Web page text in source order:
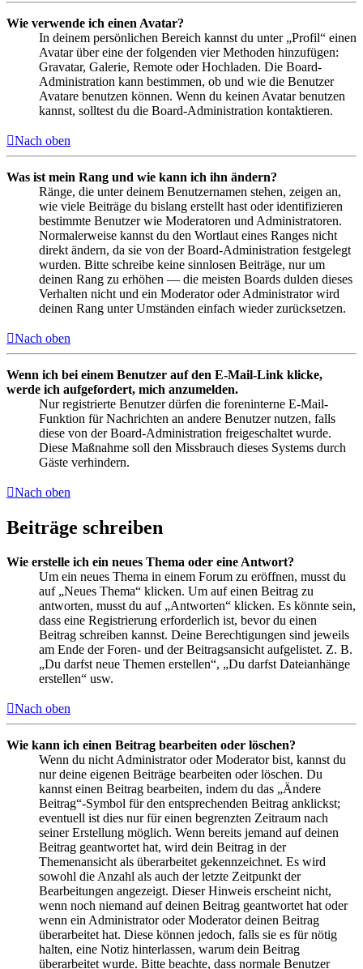
Wie verwende ich einen Avatar?
In deinem persönlichen Bereich kannst du unter „Profil“ einen
Avatar über eine der folgenden vier Methoden hinzufügen:
Gravatar, Galerie, Remote oder Hochladen. Die Board-
Administration kann bestimmen, ob und wie die Benutzer
Avatare benutzen können. Wenn du keinen Avatar benutzen
kannst, solltest du die Board-Administration kontaktieren.
Nach oben
Was ist mein Rang und wie kann ich ihn ändern?
Ränge, die unter deinem Benutzernamen stehen, zeigen an,
wie viele Beiträge du bislang erstellt hast oder identifizieren
bestimmte Benutzer wie Moderatoren und Administratoren.
Normalerweise kannst du den Wortlaut eines Ranges nicht
direkt ändern, da sie von der Board-Administration festgelegt
wurden. Bitte schreibe keine sinnlosen Beiträge, nur um
deinen Rang zu erhöhen — die meisten Boards dulden dieses
Verhalten nicht und ein Moderator oder Administrator wird
deinen Rang unter Umständen einfach wieder zurücksetzen.
Nach oben
Wenn ich bei einem Benutzer auf den E-Mail-Link klicke,
werde ich aufgefordert, mich anzumelden.
Nur registrierte Benutzer dürfen die foreninterne E-Mail-
Funktion für Nachrichten an andere Benutzer nutzen, falls
diese von der Board-Administration freigeschaltet wurde.
Diese Maßnahme soll den Missbrauch dieses Systems durch
Gäste verhindern.
Nach oben
Beiträge schreiben
Wie erstelle ich ein neues Thema oder eine Antwort?
Um ein neues Thema in einem Forum zu eröffnen, musst du
auf „Neues Thema“ klicken. Um auf einen Beitrag zu
antworten, musst du auf „Antworten“ klicken. Es könnte sein,
dass eine Registrierung erforderlich ist, bevor du einen
Beitrag schreiben kannst. Deine Berechtigungen sind jeweils
am Ende der Foren- und der Beitragsansicht aufgelistet. Z. B.
„Du darfst neue Themen erstellen“, „Du darfst Dateianhänge
erstellen“ usw.
Nach oben
Wie kann ich einen Beitrag bearbeiten oder löschen?
Wenn du nicht Administrator oder Moderator bist, kannst du
nur deine eigenen Beiträge bearbeiten oder löschen. Du
kannst einen Beitrag bearbeiten, indem du das „Ändere
Beitrag“-Symbol für den entsprechenden Beitrag anklickst;
eventuell ist dies nur für einen begrenzten Zeitraum nach
seiner Erstellung möglich. Wenn bereits jemand auf deinen
Beitrag geantwortet hat, wird dein Beitrag in der
Themenansicht als überarbeitet gekennzeichnet. Es wird
sowohl die Anzahl als auch der letzte Zeitpunkt der
Bearbeitungen angezeigt. Dieser Hinweis erscheint nicht,
wenn noch niemand auf deinen Beitrag geantwortet hat oder
wenn ein Administrator oder Moderator deinen Beitrag
überarbeitet hat. Diese können jedoch, falls sie es für nötig
halten, eine Notiz hinterlassen, warum dein Beitrag
überarbeitet wurde. Bitte beachte, dass normale Benutzer